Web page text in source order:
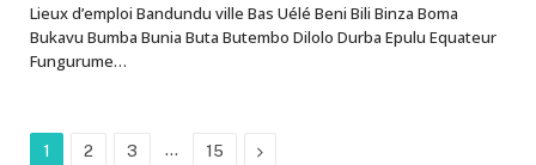
Lieux d’emploi Bandundu ville Bas Uélé Beni Bili Binza Boma
Bukavu Bumba Bunia Buta Butembo Dilolo Durba Epulu Equateur
Fungurume…
1 2 3 … 15 Next